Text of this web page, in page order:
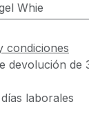
Whie
condiciones
devolución de
laborales